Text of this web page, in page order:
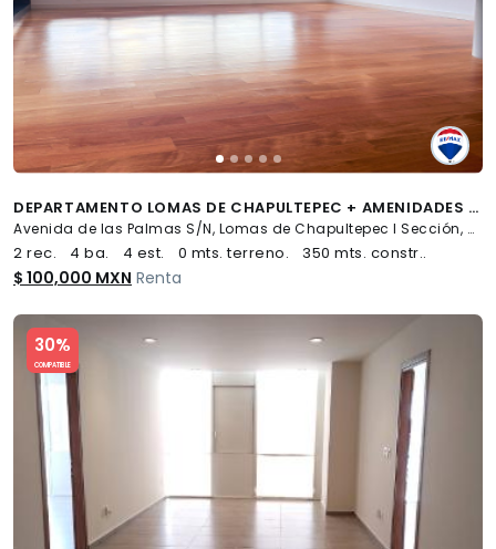
DEPARTAMENTO LOMAS DE CHAPULTEPEC + AMENIDADES + 4 ESTACIONAMIENTOS - (34)
Avenida de las Palmas S/N, Lomas de Chapultepec I Sección, Miguel Hidalgo
2 rec. 4 ba. 4 est. 0 mts. terreno. 350 mts. constr..
$ 100,000 MXN Renta
30%
COMPATIBLE
Slide 1 of 5